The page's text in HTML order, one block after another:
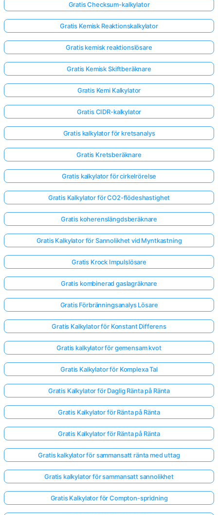
Gratis Checksum-kalkylator
Gratis Kemisk Reaktionskalkylator
Gratis kemisk reaktionslösare
Gratis Kemisk Skiftberäknare
Gratis Kemi Kalkylator
Gratis CIDR-kalkylator
Gratis kalkylator för kretsanalys
Gratis Kretsberäknare
Gratis kalkylator för cirkelrörelse
Gratis Kalkylator för CO2-flödeshastighet
Gratis koherenslängdsberäknare
Gratis Kalkylator för Sannolikhet vid Myntkastning
Gratis Krock Impulslösare
Gratis kombinerad gaslagräknare
Gratis Förbränningsanalys Lösare
Gratis Kalkylator för Konstant Differens
Gratis kalkylator för gemensam kvot
Gratis Kalkylator för Komplexa Tal
Gratis Kalkylator för Daglig Ränta på Ränta
Gratis Kalkylator för Ränta på Ränta
Gratis Kalkylator för Ränta på Ränta
Gratis kalkylator för sammansatt ränta med uttag
Gratis kalkylator för sammansatt sannolikhet
Gratis Kalkylator för Compton-spridning